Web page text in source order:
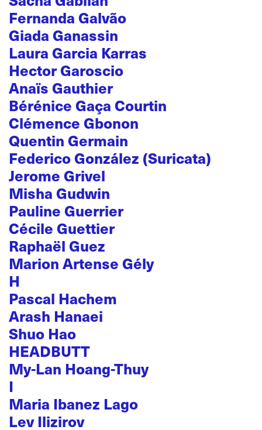
Fernanda Galvão
Giada Ganassin
Laura Garcia Karras
Hector Garoscio
Anaïs Gauthier
Bérénice Gaça Courtin
Clémence Gbonon
Quentin Germain
Federico González (Suricata)
Jerome Grivel
Misha Gudwin
Pauline Guerrier
Cécile Guettier
Raphaël Guez
Marion Artense Gély
H
Pascal Hachem
Arash Hanaei
Shuo Hao
HEADBUTT
My-Lan Hoang-Thuy
I
Maria Ibanez Lago
Lev Ilizirov